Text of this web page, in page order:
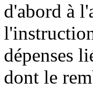
d'abord à
dépenses
dont le